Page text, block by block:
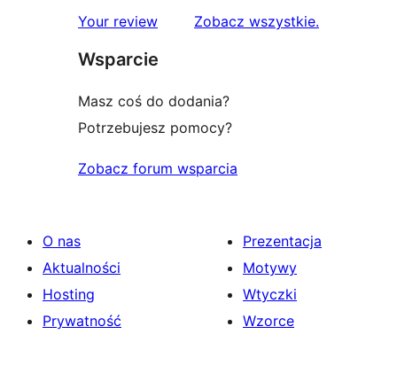
Your review Zobacz wszystkierecenzje
.
Wsparcie
Masz coś do dodania?
Potrzebujesz pomocy?
Zobacz forum wsparcia
O nas
Aktualności
Hosting
Prywatność
Prezentacja
Motywy
Wtyczki
Wzorce